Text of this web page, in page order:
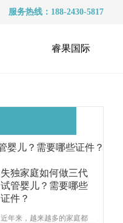
服务热线：188-2430-5817
睿果国际
失独家庭如何做三代
试管婴儿？需要哪些
证件？
近年来，越来越多的家庭都